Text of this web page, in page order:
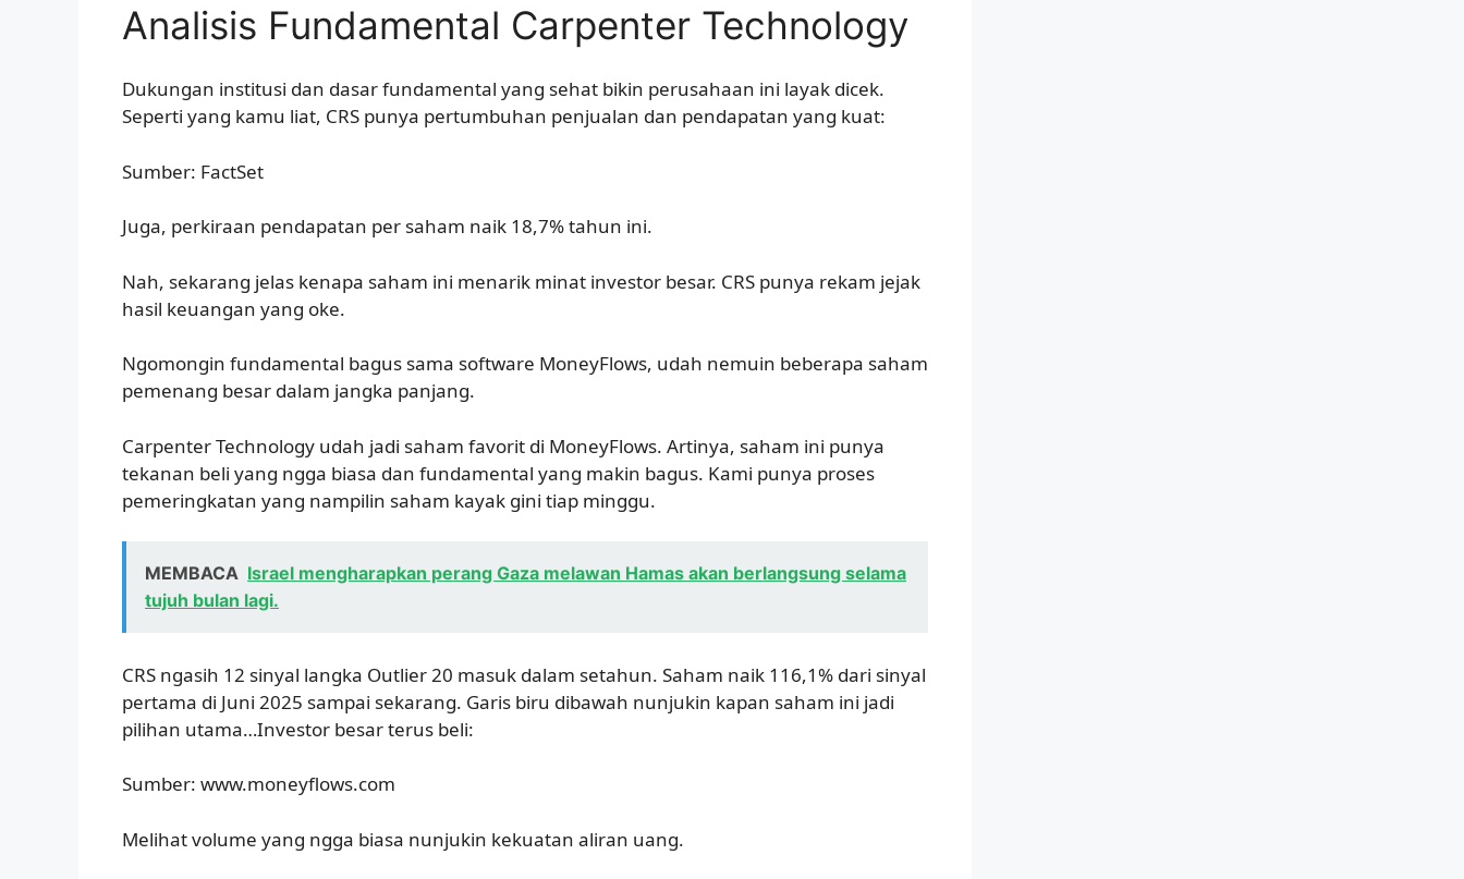
Analisis Fundamental Carpenter Technology
Dukungan institusi dan dasar fundamental yang sehat bikin perusahaan ini layak dicek.
Seperti yang kamu liat, CRS punya pertumbuhan penjualan dan pendapatan yang kuat:
Sumber: FactSet
Juga, perkiraan pendapatan per saham naik 18,7% tahun ini.
Nah, sekarang jelas kenapa saham ini menarik minat investor besar. CRS punya rekam jejak
hasil keuangan yang oke.
Ngomongin fundamental bagus sama software MoneyFlows, udah nemuin beberapa saham
pemenang besar dalam jangka panjang.
Carpenter Technology udah jadi saham favorit di MoneyFlows. Artinya, saham ini punya
tekanan beli yang ngga biasa dan fundamental yang makin bagus. Kami punya proses
pemeringkatan yang nampilin saham kayak gini tiap minggu.
MEMBACA Israel mengharapkan perang Gaza melawan Hamas akan berlangsung selama
tujuh bulan lagi.
CRS ngasih 12 sinyal langka Outlier 20 masuk dalam setahun. Saham naik 116,1% dari sinyal
pertama di Juni 2025 sampai sekarang. Garis biru dibawah nunjukin kapan saham ini jadi
pilihan utama…Investor besar terus beli:
Sumber: www.moneyflows.com
Melihat volume yang ngga biasa nunjukin kekuatan aliran uang.